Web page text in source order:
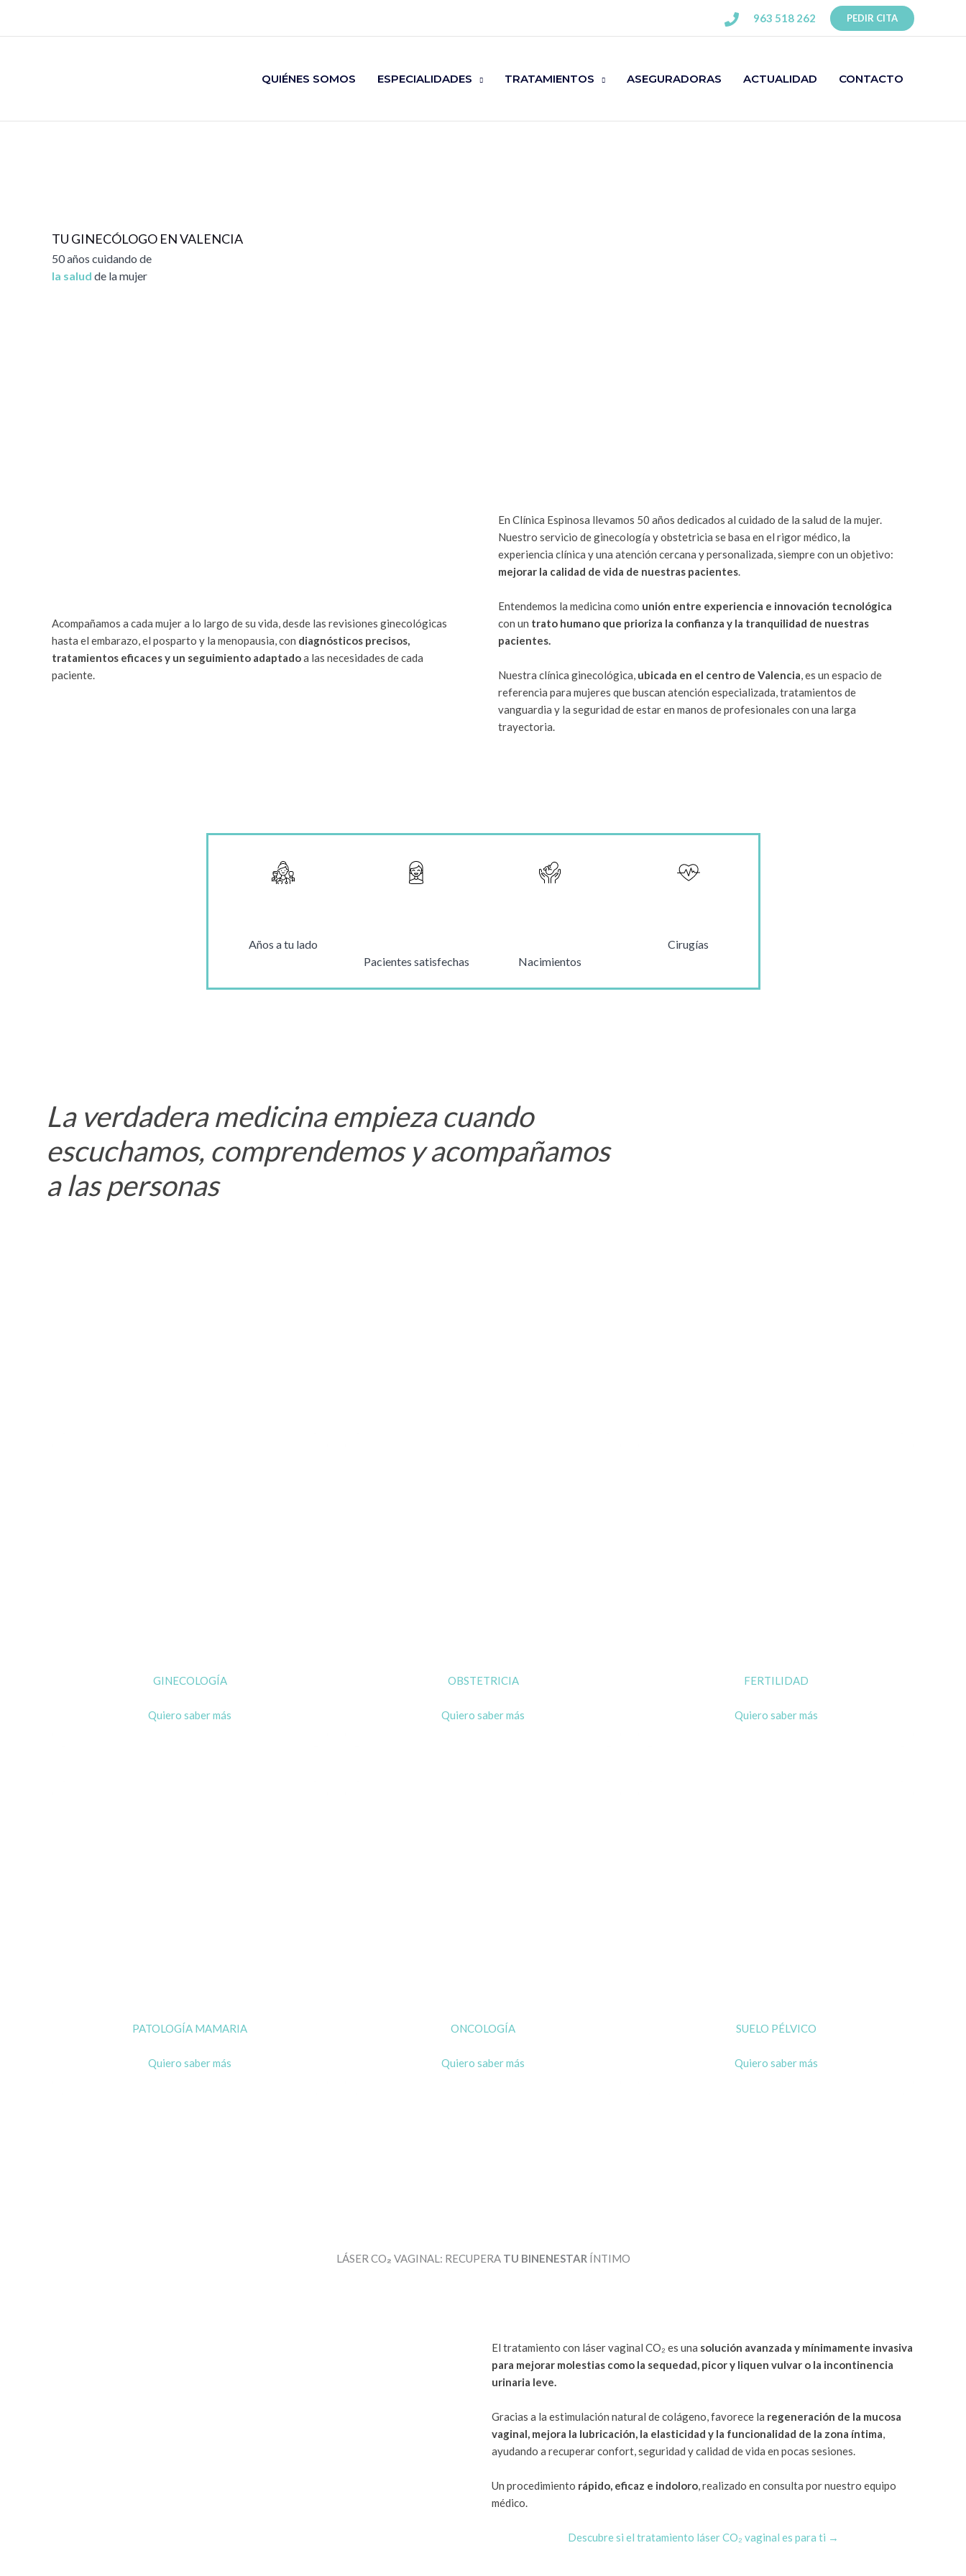
963 518 262 PEDIR CITA
QUIÉNES SOMOS ESPECIALIDADES TRATAMIENTOS ASEGURADORAS ACTUALIDAD CONTACTO
TU GINECÓLOGO EN VALENCIA
50 años cuidando de
la salud de la mujer
Acompañamos a cada mujer a lo largo de su vida, desde las revisiones ginecológicas
hasta el embarazo, el posparto y la menopausia, con diagnósticos precisos,
tratamientos eficaces y un seguimiento adaptadoa las necesidades de cada
paciente.
En Clínica Espinosa llevamos 50 años dedicados al cuidado de la salud de la mujer.
Nuestro servicio de ginecología y obstetricia se basa en el rigor médico, la
experiencia clínica y una atención cercana y personalizada, siempre con un objetivo:
mejorar la calidad de vida de nuestras pacientes.
Entendemos la medicina como unión entre experiencia e innovación tecnológica
con un trato humano que prioriza la confianza y la tranquilidad de nuestras
pacientes.
Nuestra clínica ginecológica, ubicada en el centro de Valencia, es un espacio de
referencia para mujeres que buscan atención especializada, tratamientos de
vanguardia y la seguridad de estar en manos de profesionales con una larga
trayectoria.
Años a tu lado
Pacientes satisfechas
Nacimientos
Cirugías
La verdadera medicina empieza cuando
escuchamos, comprendemos y acompañamos
a las personas
GINECOLOGÍA
Quiero saber más
OBSTETRICIA
Quiero saber más
FERTILIDAD
Quiero saber más
PATOLOGÍA MAMARIA
Quiero saber más
ONCOLOGÍA
Quiero saber más
SUELO PÉLVICO
Quiero saber más
LÁSER CO₂ VAGINAL: RECUPERA TU BINENESTAR ÍNTIMO
El tratamiento con láser vaginal CO₂ es una solución avanzada y mínimamente invasiva
para mejorar molestias como la sequedad, picor y liquen vulvar o la incontinencia
urinaria leve.
Gracias a la estimulación natural de colágeno, favorece la regeneración de la mucosa
vaginal, mejora la lubricación, la elasticidad y la funcionalidad de la zona íntima,
ayudando a recuperar confort, seguridad y calidad de vida en pocas sesiones.
Un procedimiento rápido, eficaz e indoloro, realizado en consulta por nuestro equipo
médico.
Descubre si el tratamiento láser CO₂ vaginal es para ti →